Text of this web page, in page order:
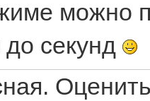
можно
секунд